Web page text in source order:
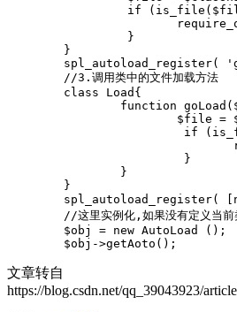
	$obj->getAoto();
文章转自
https://blog.csdn.net/qq_39043923/